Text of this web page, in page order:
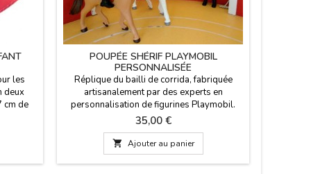
les
deux
cm de
POUPÉE SHÉRIF PLAYMOBIL
PERSONNALISÉE
Réplique du bailli de corrida, fabriquée
artisanalement par des experts en
personnalisation de figurines Playmobil.
Spécialistes des jouets Playmobil à
l'échelle sur le thème de la tauromachie.
Contenu : un bailli, une cape, un bicorne à
plume et un cheval avec selle et rênes.
Prix
35,00 €
 Ajouter au panier